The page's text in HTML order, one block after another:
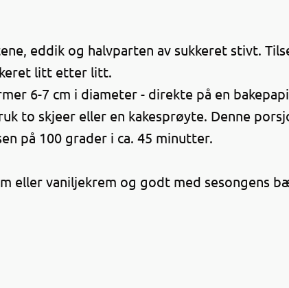
eddik og halvparten av sukkeret stivt.
litt etter litt.
6-7 cm i diameter - direkte på en
to skjeer eller en kakesprøyte. Denne
på 100 grader i ca. 45 minutter.
eller vaniljekrem og godt med sesongens